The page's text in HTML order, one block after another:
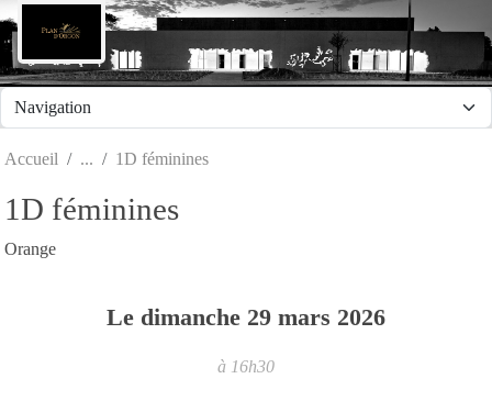
Accueil 1D féminines
1D féminines
Orange
Le dimanche 29 mars 2026
à 16h30
Panneau de gestion des cookies